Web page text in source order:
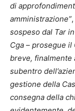
di
amministrazione”,
sospeso dal Tar
Cga – prosegue
breve, finalmente
subentro
gestione della
consegna della